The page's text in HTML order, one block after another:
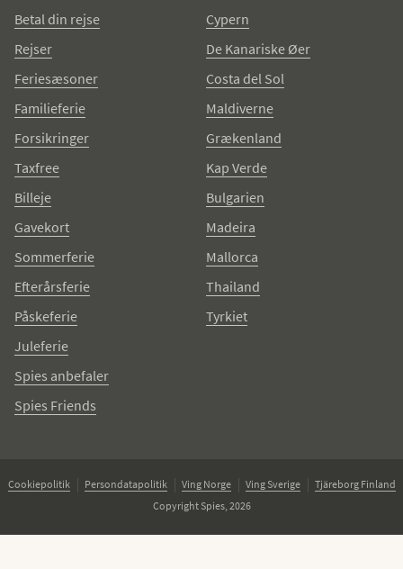
Betal din rejse
Rejser
Feriesæsoner
Familieferie
Forsikringer
Taxfree
Billeje
Gavekort
Sommerferie
Efterårsferie
Påskeferie
Juleferie
Spies anbefaler
Spies Friends
Cypern
De Kanariske Øer
Costa del Sol
Maldiverne
Grækenland
Kap Verde
Bulgarien
Madeira
Mallorca
Thailand
Tyrkiet
Cookiepolitik Persondatapolitik Ving Norge Ving Sverige
Tjäreborg Finland
Copyright Spies, 2026